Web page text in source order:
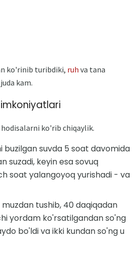
ko'rinib turibdiki, ruh va tana
kam.
ko'rib chiqaylik.
buzilgan suvda 5 soat davomida
suzadi, keyin esa sovuq
soat yalangoyoq yurishadi - va
tushib, 40 daqiqadan
yordam ko'rsatilgandan so'ng
bo'ldi va ikki kundan so'ng u